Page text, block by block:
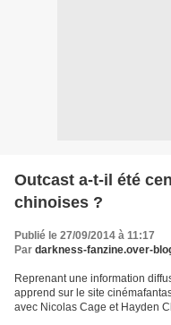
Outcast a-t-il été
chinoises ?
Publié le 27/09/2014 à 11:17
Par darkness-fanzine.over-
Reprenant une information
apprend sur le site
avec Nicolas Cage et Hayden